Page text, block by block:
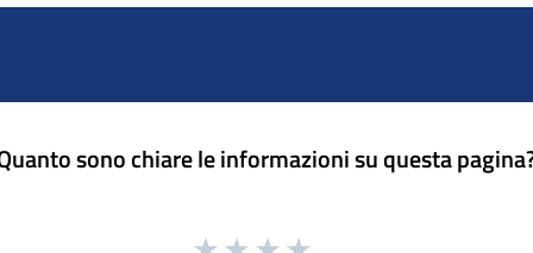
sono chiare le informazioni su questa